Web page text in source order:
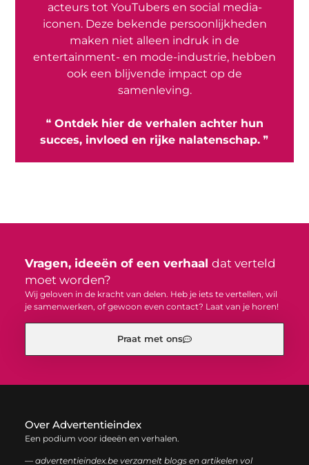
acteurs tot YouTubers en social media-
iconen. Deze bekende persoonlijkheden
maken niet alleen indruk in de
entertainment- en mode-industrie, hebben
ook een blijvende impact op de
samenleving.
❝ Ontdek hier de verhalen achter hun
succes, invloed en rijke nalatenschap. ❞
Vragen, ideeën of een verhaal dat verteld
moet worden?
Wij geloven in de kracht van delen. Heb je iets te vertellen, wil
je samenwerken, of gewoon even contact? Laat van je horen!
Praat met ons
Over Advertentieindex
Een podium voor ideeën en verhalen.
— advertentieindex.be verzamelt blogs en artikelen vol